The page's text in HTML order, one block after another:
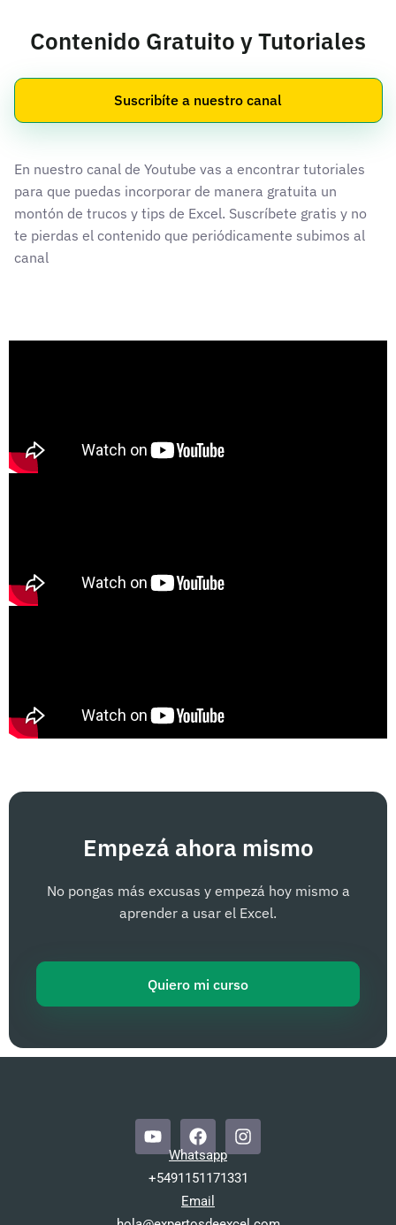
Contenido Gratuito y Tutoriales
Suscribíte a nuestro canal
En nuestro canal de Youtube vas a encontrar tutoriales
para que puedas incorporar de manera gratuita un
montón de trucos y tips de Excel. Suscríbete gratis y no
te pierdas el contenido que periódicamente subimos al
canal
Empezá ahora mismo
No pongas más excusas y empezá hoy mismo a
aprender a usar el Excel.
Quiero mi curso
Y
o
u
t
b
F
a
c
e
b
o
I
n
s
t
g
Whatsapp
+5491151171331
Email